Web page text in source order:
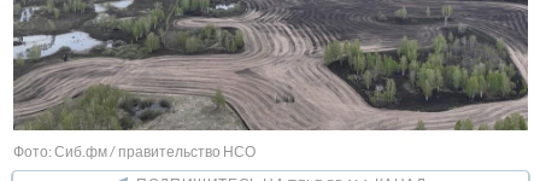
Фото: Сиб.фм / правительство НСО